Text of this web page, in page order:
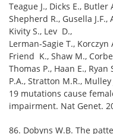
Teague J., Dicks E.,
Shepherd R., Gusella
Kivity S., Lev D.,
Lerman-Sagie T., Korczyn
Friend K., Shaw M.,
Thomas P., Haan E., Ryan
P.A., Stratton M.R.,
19 mutations cause
impairment. Nat Genet.
86. Dobyns W.B. The